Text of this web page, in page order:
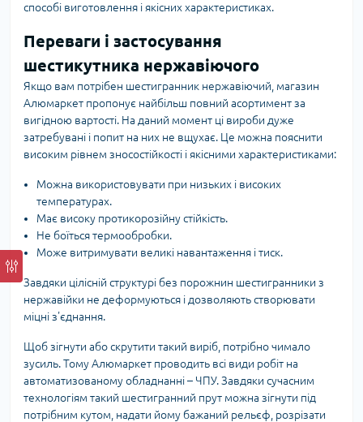
способі виготовлення і якісних характеристиках.
Переваги і застосування
шестикутника нержавіючого
Якщо вам потрібен шестигранник нержавіючий, магазин
Алюмаркет пропонує найбільш повний асортимент за
вигідною вартості. На даний момент ці вироби дуже
затребувані і попит на них не вщухає. Це можна пояснити
високим рівнем зносостійкості і якісними характеристиками:
Можна використовувати при низьких і високих
температурах.
Має високу протикорозійну стійкість.
Не боїться термообробки.
Може витримувати великі навантаження і тиск.
Завдяки цілісній структурі без порожнин шестигранники з
нержавійки не деформуються і дозволяють створювати
міцні з'єднання.
Щоб зігнути або скрутити такий виріб, потрібно чимало
зусиль. Тому Алюмаркет проводить всі види робіт на
автоматизованому обладнанні – ЧПУ. Завдяки сучасним
технологіям такий шестигранний прут можна зігнути під
потрібним кутом, надати йому бажаний рельєф, розрізати